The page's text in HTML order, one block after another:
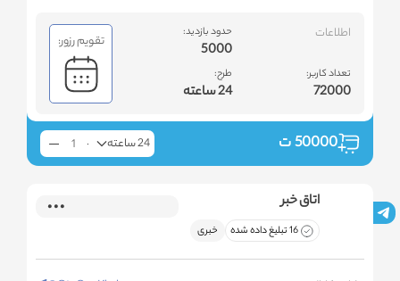
اطلاعات
تعداد کاربر:
72000
حدود بازدید:
5000
طرح:
24 ساعته
تقویم رزور:
50000ت 24 ساعته
اتاق خبر
16 تبلیغ داده شده خبری